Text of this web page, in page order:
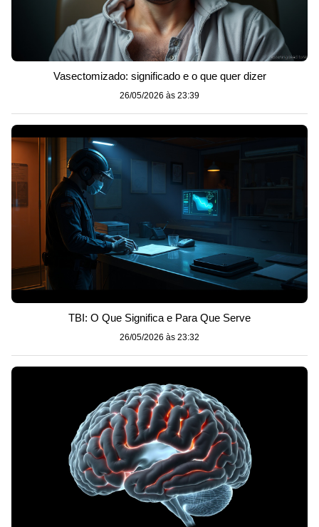
Vasectomizado: significado e o que quer dizer
26/05/2026 às 23:39
TBI: O Que Significa e Para Que Serve
26/05/2026 às 23:32